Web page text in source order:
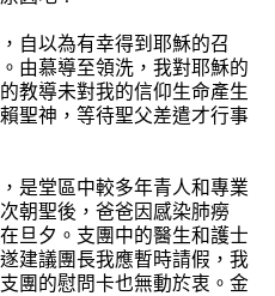
自以為有幸得到耶穌的召
由慕導至領洗，我對耶穌的
教導未對我的信仰生命產生
聖神，等待聖父差遣才行事
是堂區中較多年青人和專業
朝聖後，爸爸因感染肺癆
旦夕。支團中的醫生和護士
建議團長我應暫時請假，我
團的慰問卡也無動於衷。金